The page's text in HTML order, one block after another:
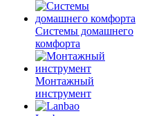
Системы домашнего
комфорта
Монтажный
инструмент